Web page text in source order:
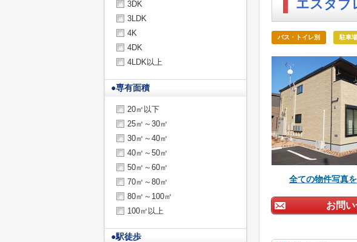
エスタブ
バス・トイレ別 駐車
全ての物件写真
お問
3DK
3LDK
4K
4DK
4LDK以上
●専有面積
20㎡以下
25㎡～30㎡
30㎡～40㎡
40㎡～50㎡
50㎡～60㎡
70㎡～80㎡
80㎡～100㎡
100㎡以上
●駅徒歩